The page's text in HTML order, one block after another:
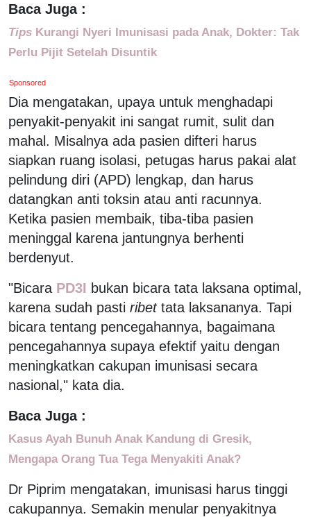
Baca Juga :
Tips Kurangi Nyeri Imunisasi pada Anak, Dokter: Tak
Perlu Pijit Setelah Disuntik
Sponsored
Dia mengatakan, upaya untuk menghadapi
penyakit-penyakit ini sangat rumit, sulit dan
mahal. Misalnya ada pasien difteri harus
siapkan ruang isolasi, petugas harus pakai alat
pelindung diri (APD) lengkap, dan harus
datangkan anti toksin atau anti racunnya.
Ketika pasien membaik, tiba-tiba pasien
meninggal karena jantungnya berhenti
berdenyut.
"Bicara PD3I bukan bicara tata laksana optimal,
karena sudah pasti ribettata laksananya. Tapi
bicara tentang pencegahannya, bagaimana
pencegahannya supaya efektif yaitu dengan
meningkatkan cakupan imunisasi secara
nasional," kata dia.
Baca Juga :
Kasus Ayah Bunuh Anak Kandung di Gresik,
Mengapa Orang Tua Tega Menyakiti Anak?
Dr Piprim mengatakan, imunisasi harus tinggi
cakupannya. Semakin menular penyakitnya